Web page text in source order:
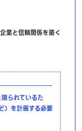
業と信頼関係を築く
られているた
）を計画する必要